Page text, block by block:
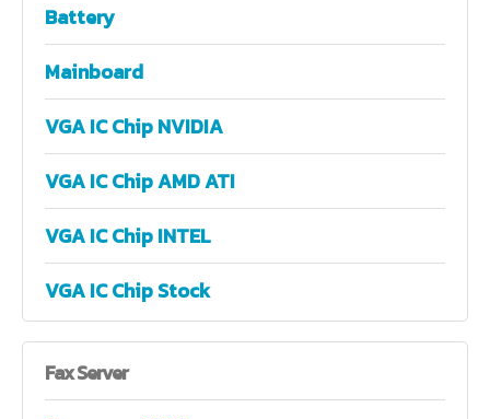
Battery
Mainboard
VGA IC Chip NVIDIA
VGA IC Chip AMD ATI
VGA IC Chip INTEL
VGA IC Chip Stock
FaxServer